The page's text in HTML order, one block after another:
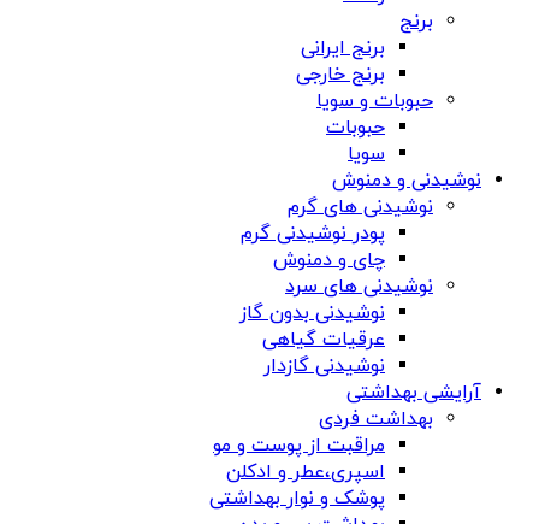
برنج
برنج ایرانی
برنج خارجی
حبوبات و سویا
حبوبات
سویا
نوشیدنی و دمنوش
نوشیدنی های گرم
پودر نوشیدنی گرم
چای و دمنوش
نوشیدنی های سرد
نوشیدنی بدون گاز
عرقیات گیاهی
نوشیدنی گازدار
آرایشی بهداشتی
بهداشت فردی
مراقبت از پوست و مو
اسپری،عطر و ادکلن
پوشک و نوار بهداشتی